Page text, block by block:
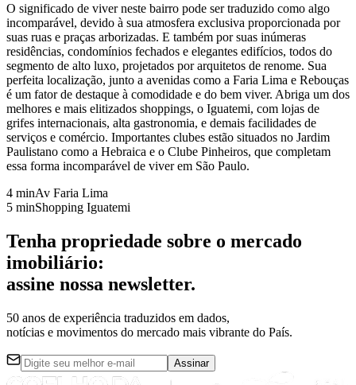
O significado de viver neste bairro pode ser traduzido como algo
incomparável, devido à sua atmosfera exclusiva proporcionada por
suas ruas e praças arborizadas. E também por suas inúmeras
residências, condomínios fechados e elegantes edifícios, todos do
segmento de alto luxo, projetados por arquitetos de renome. Sua
perfeita localização, junto a avenidas como a Faria Lima e Rebouças
é um fator de destaque à comodidade e do bem viver. Abriga um dos
melhores e mais elitizados shoppings, o Iguatemi, com lojas de
grifes internacionais, alta gastronomia, e demais facilidades de
serviços e comércio. Importantes clubes estão situados no Jardim
Paulistano como a Hebraica e o Clube Pinheiros, que completam
essa forma incomparável de viver em São Paulo.
4 minAv Faria Lima
5 minShopping Iguatemi
Tenha propriedade sobre o mercado
imobiliário:
assine nossa newsletter.
50 anos de experiência traduzidos em dados,
notícias e movimentos do mercado mais vibrante do País.
Assinar